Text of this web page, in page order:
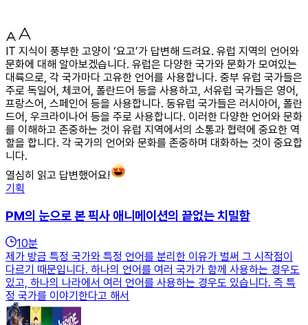
IT 지식이 풍부한 고양이 ‘요고’가 답변해 드려요. 유럽 지역의 언어와
문화에 대해 알아보겠습니다. 유럽은 다양한 국가와 문화가 모여있는
대륙으로, 각 국가마다 고유한 언어를 사용합니다. 중부 유럽 국가들은
주로 독일어, 체코어, 폴란드어 등을 사용하고, 서유럽 국가들은 영어,
프랑스어, 스페인어 등을 사용합니다. 동유럽 국가들은 러시아어, 폴란
드어, 우크라이나어 등을 주로 사용합니다. 이러한 다양한 언어와 문화
를 이해하고 존중하는 것이 유럽 지역에서의 소통과 협력에 중요한 역
할을 합니다. 각 국가의 언어와 문화를 존중하며 대화하는 것이 중요합
니다.
열심히 읽고 답변했어요!
기획
PM의 눈으로 본 픽사 애니메이션의 끝없는 치밀함
10분
제가 방금 특정 국가와 특정 언어를 분리한 이유가 벌써 그 시작점이
다르기 때문입니다. 하나의 언어를 여러 국가가 함께 사용하는 경우도
있고, 하나의 나라에서 여러 언어를 사용하는 경우도 있습니다. 즉 특
정 국가를 이야기한다고 해서